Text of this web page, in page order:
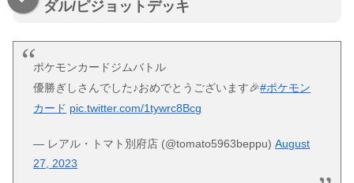
ダル/ピジョットデッキ
ポケモンカードジムバトル
優勝ぎしさんでした♪おめでとうございます🎉#ポケモン
カード pic.twitter.com/1tywrc8Bcg
— レアル・トマト別府店 (@tomato5963beppu)August
27, 2023